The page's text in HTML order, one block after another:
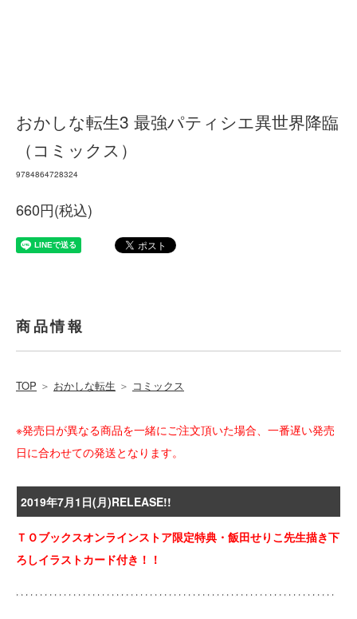
おかしな転生3 最強パティシエ異世界降臨
（コミックス）
9784864728324
660円(税込)
商品情報
TOP ＞ おかしな転生 ＞ コミックス
※発売日が異なる商品を一緒にご注文頂いた場合、一番遅い発売
日に合わせての発送となります。
2019年7月1日(月)RELEASE!!
ＴＯブックスオンラインストア限定特典・飯田せりこ先生描き下
ろしイラストカード付き！！